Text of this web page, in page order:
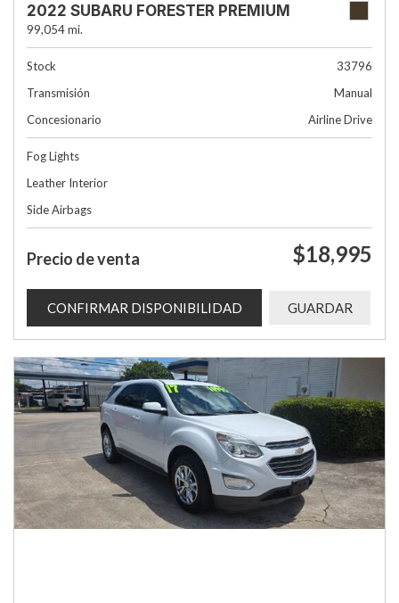
2022 SUBARU FORESTER PREMIUM
99,054 mi.
Stock
33796
Transmisión
Manual
Concesionario
Airline Drive
Fog Lights
Leather Interior
Side Airbags
Precio de venta $18,995
CONFIRMAR DISPONIBILIDAD GUARDAR